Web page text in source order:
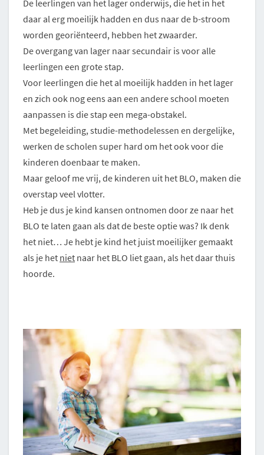
De leerlingen van het lager onderwijs, die het in het
daar al erg moeilijk hadden en dus naar de b-stroom
worden georiënteerd, hebben het zwaarder.
De overgang van lager naar secundair is voor alle
leerlingen een grote stap.
Voor leerlingen die het al moeilijk hadden in het lager
en zich ook nog eens aan een andere school moeten
aanpassen is die stap een mega-obstakel.
Met begeleiding, studie-methodelessen en dergelijke,
werken de scholen super hard om het ook voor die
kinderen doenbaar te maken.
Maar geloof me vrij, de kinderen uit het BLO, maken die
overstap veel vlotter.
Heb je dus je kind kansen ontnomen door ze naar het
BLO te laten gaan als dat de beste optie was? Ik denk
het niet… Je hebt je kind het juist moeilijker gemaakt
als je het niet naar het BLO liet gaan, als het daar thuis
hoorde.